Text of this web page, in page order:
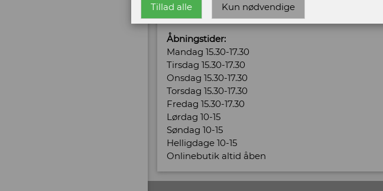
Vis alle bøger fra Als - Antikvariat
Åbningstider:
Mandag 15.30-17.30
Tirsdag 15.30-17.30
Onsdag 15.30-17.30
Torsdag 15.30-17.30
Fredag 15.30-17.30
Lørdag 10-15
Søndag 10-15
Helligdage 10-15
Onlinebutik altid åben
Tillad alle Kun nødvendige